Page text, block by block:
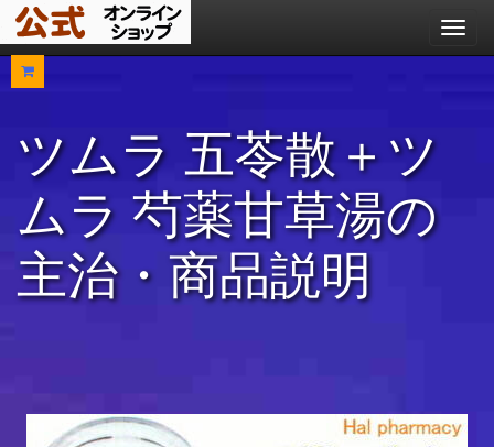
メ
ニ
ツムラ 五苓散＋ツ
ムラ 芍薬甘草湯の
主治・商品説明